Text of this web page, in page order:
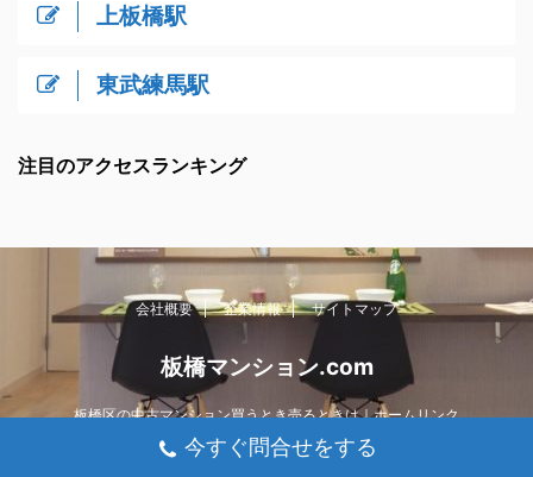
上板橋駅
東武練馬駅
注目のアクセスランキング
会社概要 企業情報 サイトマップ
板橋マンション.com
板橋区の中古マンション買うとき売るときは｜ホームリンク
03-5922-3310
今すぐ問合せをする